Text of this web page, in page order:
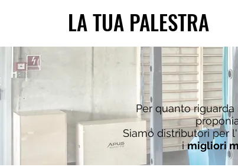
LA TUA PALESTRA
Per quanto
Siamo distributori per
imigliori